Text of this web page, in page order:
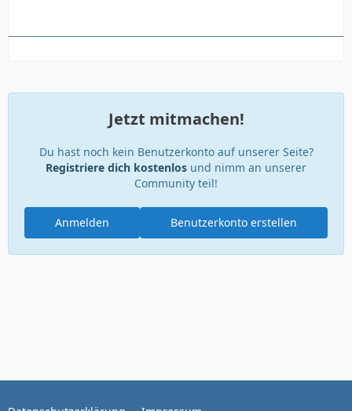
Jetzt mitmachen!
Du hast noch kein Benutzerkonto auf unserer Seite?
Registriere dich kostenlos und nimm an unserer
Community teil!
Benutzerkonto erstellen
Anmelden